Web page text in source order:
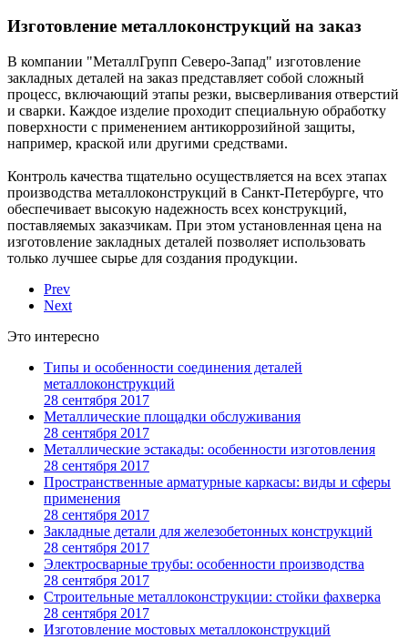
Изготовление металлоконструкций на заказ
В компании "МеталлГрупп Северо-Запад" изготовление
закладных деталей на заказ представляет собой сложный
процесс, включающий этапы резки, высверливания отверстий
и сварки. Каждое изделие проходит специальную обработку
поверхности с применением антикоррозийной защиты,
например, краской или другими средствами.
Контроль качества тщательно осуществляется на всех этапах
производства металлоконструкций в Санкт-Петербурге, что
обеспечивает высокую надежность всех конструкций,
поставляемых заказчикам. При этом установленная цена на
изготовление закладных деталей позволяет использовать
только лучшее сырье для создания продукции.
Prev
Next
Это интересно
Типы и особенности соединения деталей
металлоконструкций
28 сентября 2017
Металлические площадки обслуживания
28 сентября 2017
Металлические эстакады: особенности изготовления
28 сентября 2017
Пространственные арматурные каркасы: виды и сферы
применения
28 сентября 2017
Закладные детали для железобетонных конструкций
28 сентября 2017
Электросварные трубы: особенности производства
28 сентября 2017
Строительные металлоконструкции: стойки фахверка
28 сентября 2017
Изготовление мостовых металлоконструкций